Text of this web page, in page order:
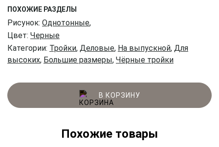
ПОХОЖИЕ РАЗДЕЛЫ
Рисунок: Однотонные,
Цвет: Черные
Категории: Тройки, Деловые, На выпускной, Для
высоких, Большие размеры, Чёрные тройки
В КОРЗИНУ
Похожие товары